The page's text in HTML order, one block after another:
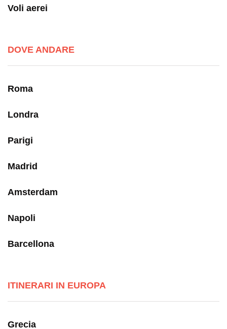
Voli aerei
DOVE ANDARE
Roma
Londra
Parigi
Madrid
Amsterdam
Napoli
Barcellona
ITINERARI IN EUROPA
Grecia